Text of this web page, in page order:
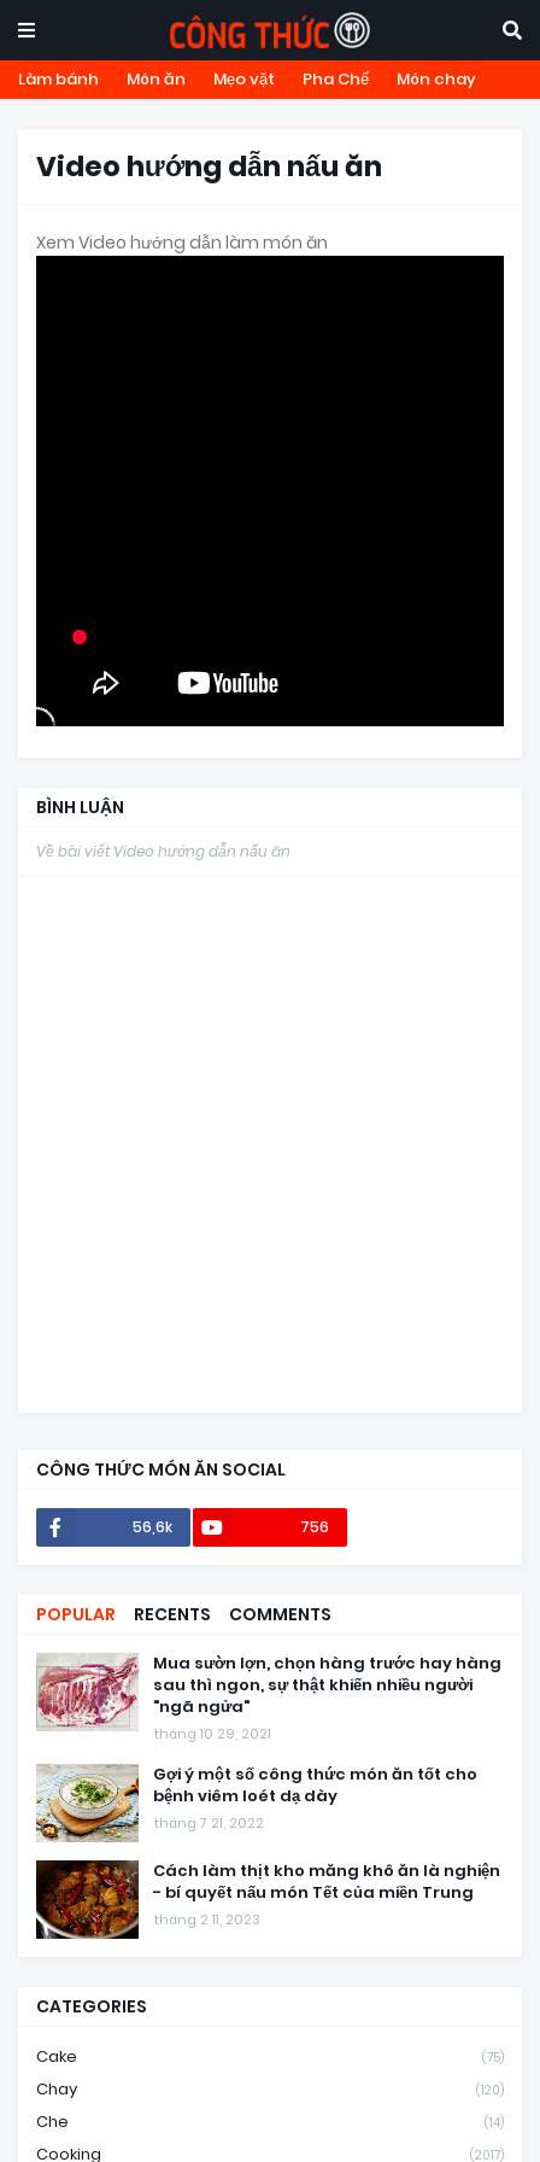
Làm bánh Món ăn Mẹo vặt Pha Chế Món chay
Video hướng dẫn nấu ăn
Xem Video hướng dẫn làm món ăn
BÌNH LUẬN
Về bài viết Video hướng dẫn nấu ăn
CÔNG THỨC MÓN ĂN SOCIAL
56,6k 756
POPULAR RECENTS COMMENTS
Mua sườn lợn, chọn hàng trước hay hàng
sau thì ngon, sự thật khiến nhiều người
"ngã ngửa"
tháng 10 29, 2021
Gợi ý một số công thức món ăn tốt cho
bệnh viêm loét dạ dày
tháng 7 21, 2022
Cách làm thịt kho măng khô ăn là nghiện
- bí quyết nấu món Tết của miền Trung
tháng 2 11, 2023
CATEGORIES
Cake (75)
Chay (120)
Che (14)
Cooking (2017)